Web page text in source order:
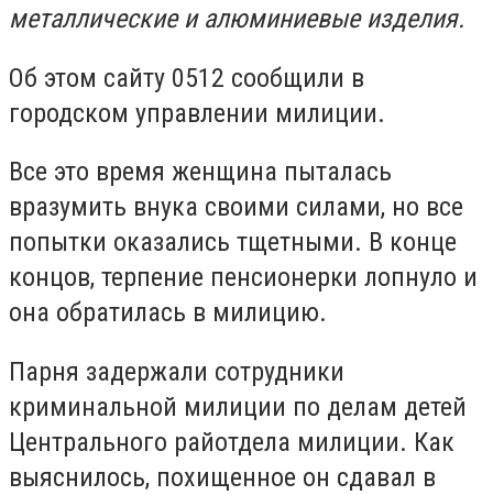
металлические и алюминиевые изделия.
Об этом сайту 0512 сообщили в
городском управлении милиции.
Все это время женщина пыталась
вразумить внука своими силами, но все
попытки оказались тщетными. В конце
концов, терпение пенсионерки лопнуло и
она обратилась в милицию.
Парня задержали сотрудники
криминальной милиции по делам детей
Центрального райотдела милиции. Как
выяснилось, похищенное он сдавал в